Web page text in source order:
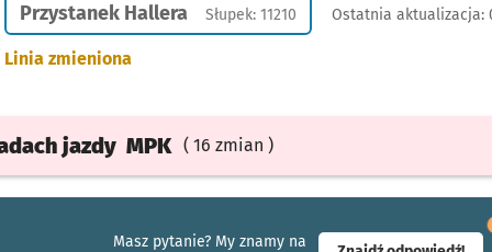
Przystanek Hallera Słupek: 11210 Ostatnia aktualizacja:
Linia zmieniona
jazdy MPK ( 16 zmian )
Masz pytanie? My znamy na